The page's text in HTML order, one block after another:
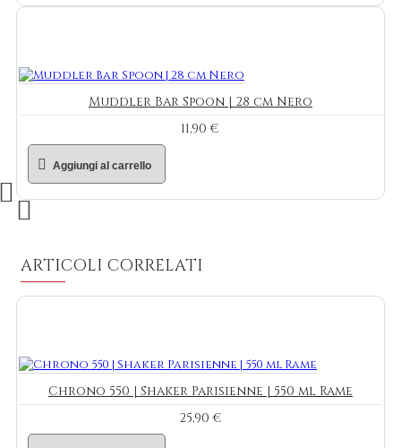
Muddler Bar Spoon | 28 cm Nero
11,90 €
Aggiungi al carrello
ARTICOLI CORRELATI
Chrono 550 | Shaker Parisienne | 550 ml Rame
25,90 €